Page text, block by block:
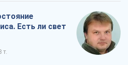
Есть ли свет
т.